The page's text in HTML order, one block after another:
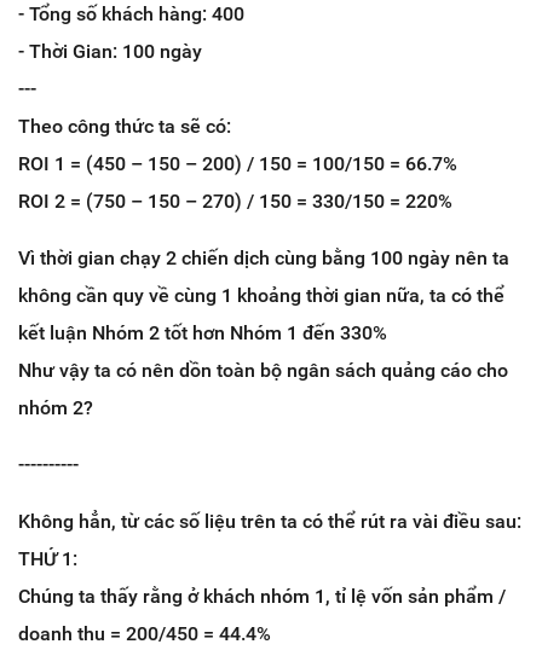
- Tổng số khách hàng: 400
- Thời Gian: 100 ngày
---
Theo công thức ta sẽ có:
ROI 1 = (450 – 150 – 200) / 150 = 100/150 = 66.7%
ROI 2 = (750 – 150 – 270) / 150 = 330/150 = 220%
Vì thời gian chạy 2 chiến dịch cùng bằng 100 ngày nên ta
không cần quy về cùng 1 khoảng thời gian nữa, ta có thể
kết luận Nhóm 2 tốt hơn Nhóm 1 đến 330%
Như vậy ta có nên dồn toàn bộ ngân sách quảng cáo cho
nhóm 2?
----------
Không hẳn, từ các số liệu trên ta có thể rút ra vài điều sau:
THỨ 1:
Chúng ta thấy rằng ở khách nhóm 1, tỉ lệ vốn sản phẩm /
doanh thu = 200/450 = 44.4%